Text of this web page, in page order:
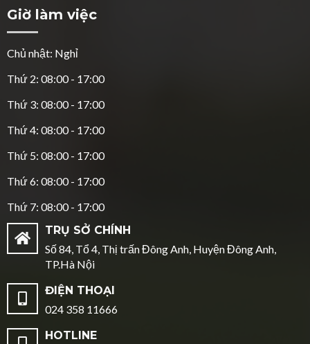
Giờ làm việc
Chủ nhật: Nghỉ
Thứ 2: 08:00 - 17:00
Thứ 3: 08:00 - 17:00
Thứ 4: 08:00 - 17:00
Thứ 5: 08:00 - 17:00
Thứ 6: 08:00 - 17:00
Thứ 7: 08:00 - 17:00
TRỤ SỞ CHÍNH
Số 84, Tổ 4, Thị trấn Đông Anh, Huyện Đông Anh,
TP.Hà Nội
ĐIỆN THOẠI
024 358 11666
HOTLINE